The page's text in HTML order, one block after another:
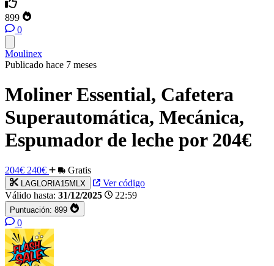
899
0
Moulinex
Publicado hace 7 meses
Moliner Essential, Cafetera
Superautomática, Mecánica,
Espumador de leche por 204€
204€ 240€ Gratis
LAGLORIA15MLX
Ver código
Válido hasta: 31/12/2025 22:59
Puntuación: 899
0